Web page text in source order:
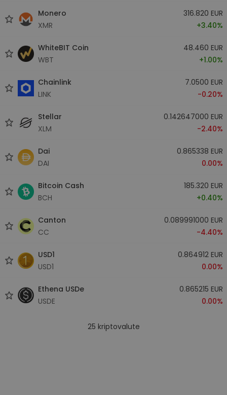
Monero
XMR
316.820 EUR
+3.40%
WhiteBIT Coin
WBT
48.460 EUR
+1.00%
Chainlink
LINK
7.0500 EUR
-0.20%
Stellar
XLM
0.142647000 EUR
-2.40%
Dai
DAI
0.865338 EUR
0.00%
Bitcoin Cash
BCH
185.320 EUR
+0.40%
Canton
CC
0.089991000 EUR
-4.40%
USD1
USD1
0.864912 EUR
0.00%
Ethena USDe
USDE
0.865215 EUR
0.00%
25 kriptovalute